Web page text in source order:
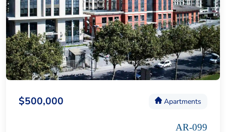
Apartments
$500,000
AR-099